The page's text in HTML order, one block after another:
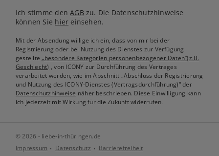
Ich stimme denAGB zu. Die Datenschutzhinweise
können Sie hier einsehen.
Mit der Absendung willige ich ein, dass von mir bei der
Registrierung oder bei Nutzung des Dienstes zur Verfügung
gestellte„besondere Kategorien personenbezogener Daten“(z.B.
Geschlecht) , von ICONY zur Durchführung des Vertrages
verarbeitet werden, wie im Abschnitt „Abschluss der Registrierung
und Nutzung des ICONY-Dienstes (Vertragsdurchführung)“ der
Datenschutzhinweise näher beschrieben. Diese Einwilligung kann
ich jederzeit mit Wirkung für die Zukunft widerrufen.
© 2026 - liebe-in-thüringen.de
Impressum
Datenschutz Barrierefreiheit